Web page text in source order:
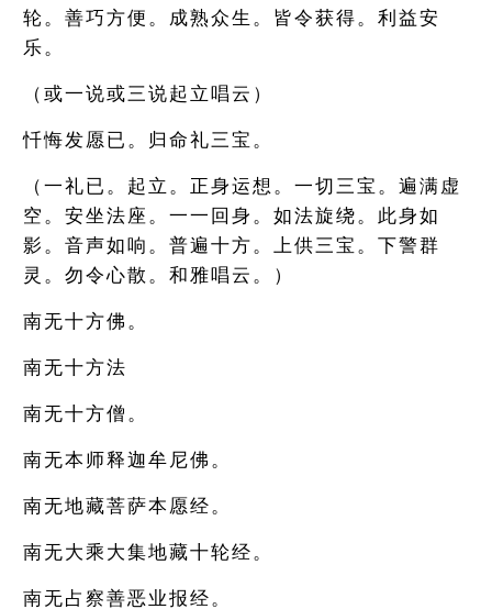
轮。善巧方便。成熟众生。皆令获得。利益安
乐。
（或一说或三说起立唱云）
忏悔发愿已。归命礼三宝。
（一礼已。起立。正身运想。一切三宝。遍满虚
空。安坐法座。一一回身。如法旋绕。此身如
影。音声如响。普遍十方。上供三宝。下警群
灵。勿令心散。和雅唱云。）
南无十方佛。
南无十方法
南无十方僧。
南无本师释迦牟尼佛。
南无地藏菩萨本愿经。
南无大乘大集地藏十轮经。
南无占察善恶业报经。